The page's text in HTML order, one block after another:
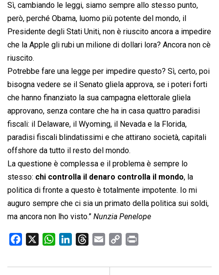
Sì, cambiando le leggi, siamo sempre allo stesso punto,
però, perché Obama, luomo più potente del mondo, il
Presidente degli Stati Uniti, non è riuscito ancora a impedire
che la Apple gli rubi un milione di dollari lora? Ancora non cè
riuscito.
Potrebbe fare una legge per impedire questo? Sì, certo, poi
bisogna vedere se il Senato gliela approva, se i poteri forti
che hanno finanziato la sua campagna elettorale gliela
approvano, senza contare che ha in casa quattro paradisi
fiscali: il Delaware, il Wyoming, il Nevada e la Florida,
paradisi fiscali blindatissimi e che attirano società, capitali
offshore da tutto il resto del mondo.
La questione è complessa e il problema è sempre lo
stesso: chi controlla il denaro controlla il mondo, la
politica di fronte a questo è totalmente impotente. Io mi
auguro sempre che ci sia un primato della politica sui soldi,
ma ancora non lho visto.” Nunzia Penelope
c
W
a
n
r
a
p
i